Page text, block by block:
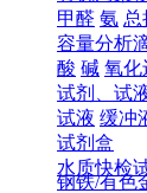
甲醛 氨 总
容量分析
酸 碱 氧化
试剂、试
试液 缓冲
试剂盒
水质快检
钢铁/有色